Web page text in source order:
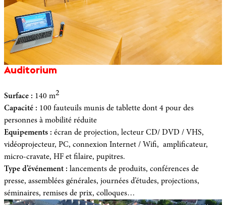
Auditorium
Surface : 140 m2
Capacité : 100 fauteuils munis de tablette dont 4 pour des
personnes à mobilité réduite
Equipements : écran de projection, lecteur CD/ DVD / VHS,
vidéoprojecteur, PC, connexion Internet / Wifi, amplificateur,
micro-cravate, HF et filaire, pupitres.
Type d’événement : lancements de produits, conférences de
presse, assemblées générales, journées d’études, projections,
séminaires, remises de prix, colloques…